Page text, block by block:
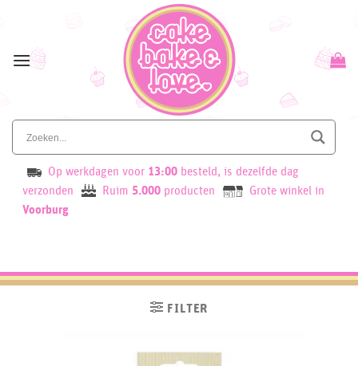
content
Op werkdagen voor 13:00 besteld, is dezelfde dag
verzonden
Ruim 5.000 producten
Grote winkel in
Voorburg
FILTER